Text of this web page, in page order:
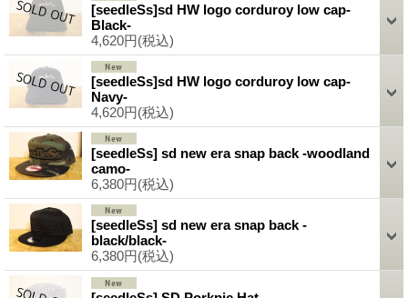
[seedleSs]sd HW logo corduroy low cap-
Black-
4,620円(税込)
[seedleSs]sd HW logo corduroy low cap-
Navy-
4,620円(税込)
[seedleSs] sd new era snap back -woodland
camo-
6,380円(税込)
[seedleSs] sd new era snap back -
black/black-
6,380円(税込)